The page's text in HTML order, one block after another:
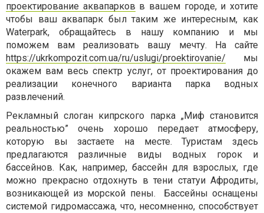
проектирование аквапарков в вашем городе, и хотите
чтобы ваш аквапарк был таким же интересным, как
Waterpark, обращайтесь в нашу компанию и мы
поможем вам реализовать вашу мечту. На сайте
https://ukrkompozit.com.ua/ru/uslugi/proektirovanie/ мы
окажем вам весь спектр услуг, от проектирования до
реализации конечного варианта парка водных
развлечений.
Рекламный слоган кипрского парка „Миф становится
реальностью” очень хорошо передает атмосферу,
которую вы застаете на месте. Туристам здесь
предлагаются различные виды водных горок и
бассейнов. Как, например, бассейн для взрослых, где
можно прекрасно отдохнуть в тени статуи Афродиты,
возникающей из морской пены. Бассейны оснащены
системой гидромассажа, что, несомненно, способствует